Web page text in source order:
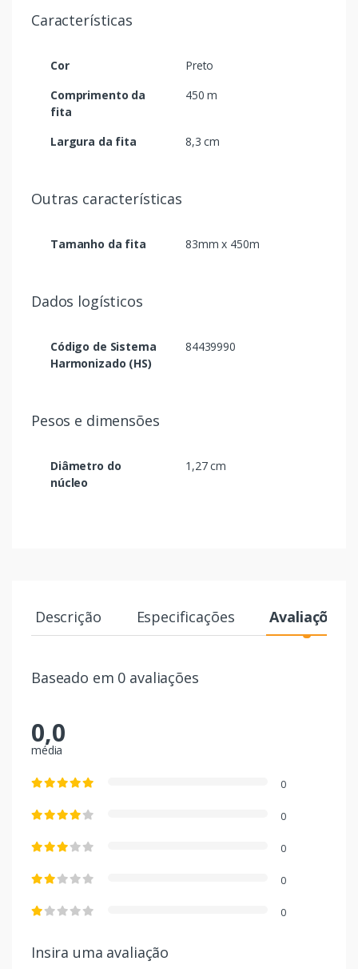
Características
Cor
Preto
Comprimento da
fita
450 m
Largura da fita 8,3 cm
Outras características
Tamanho da fita 83mm x 450m
Dados logísticos
Código de Sistema
Harmonizado (HS)
84439990
Pesos e dimensões
Diâmetro do
núcleo
1,27 cm
Descrição Especificações Avaliações
Baseado em 0 avaliações
0,0
média
0
0
0
0
0
Insira uma avaliação